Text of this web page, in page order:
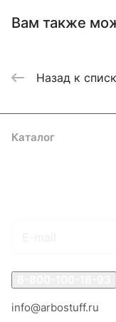
Вам также
Назад к
Каталог
info@arbostuff.ru